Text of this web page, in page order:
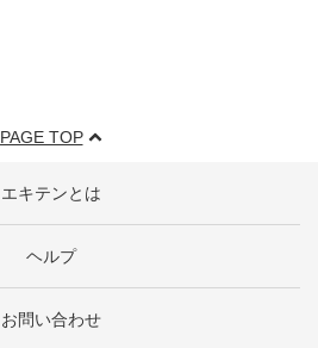
PAGE TOP
エキテンとは
ヘルプ
お問い合わせ